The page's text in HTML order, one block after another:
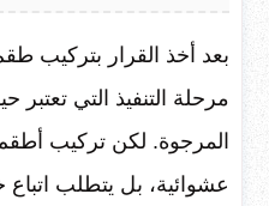
بعد أخذ القرار بتركيب
مرحلة التنفيذ التي تعتبر
المرجوة. لكن تركيب
عشوائية، بل يتطلب